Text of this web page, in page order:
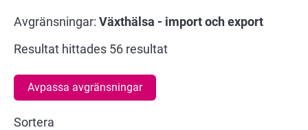
Avgränsningar: Växthälsa - import och export
Resultat hittades 56 resultat
Avpassa avgränsningar
Sortera